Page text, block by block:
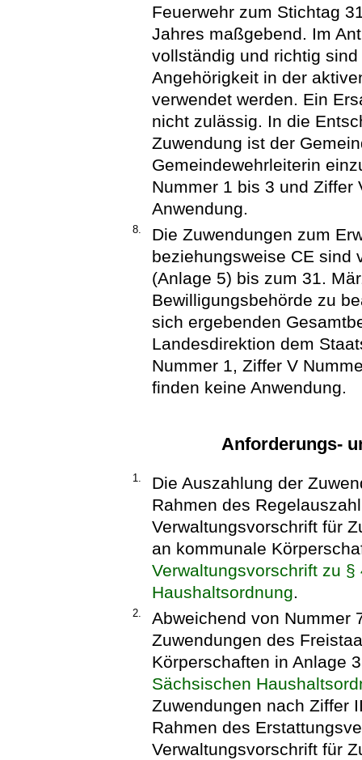
Feuerwehr zum Stichtag
Jahres maßgebend. Im
vollständig und richtig
Angehörigkeit in der
verwendet werden. Ein
nicht zulässig. In die
Zuwendung ist der
Gemeindewehrleiterin
Nummer 1 bis 3 und Ziffer
Anwendung.
8.
Die Zuwendungen zum
beziehungsweise CE sind
(Anlage 5) bis zum 31.
Bewilligungsbehörde zu
sich ergebenden
Landesdirektion dem
Nummer 1, Ziffer V
finden keine Anwendung.
Anforderungs-
1.
Die Auszahlung der
Rahmen des
Verwaltungsvorschrift für
an kommunale
Verwaltungsvorschrift zu
Haushaltsordnung.
2.
Abweichend von Nummer
Zuwendungen des
Körperschaften in Anlage
Sächsischen
Zuwendungen nach Ziffer
Rahmen des
Verwaltungsvorschrift für